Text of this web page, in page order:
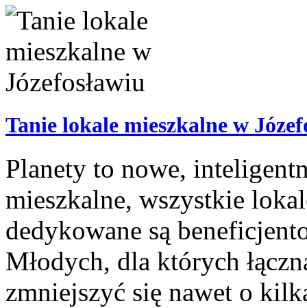
Tanie lokale mieszkalne w
Planety to nowe,
mieszkalne, wszystkie
dedykowane są
Młodych, dla których
zmniejszyć się nawet o